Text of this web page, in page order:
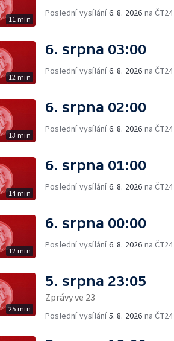
11 min
Poslední vysílání6. 8. 2026 na ČT24
12 min
6. srpna 03:00
Poslední vysílání6. 8. 2026 na ČT24
13 min
6. srpna 02:00
Poslední vysílání6. 8. 2026 na ČT24
14 min
6. srpna 01:00
Poslední vysílání6. 8. 2026 na ČT24
12 min
6. srpna 00:00
Poslední vysílání6. 8. 2026 na ČT24
25 min
5. srpna 23:05
Zprávy ve 23
Poslední vysílání5. 8. 2026 na ČT24